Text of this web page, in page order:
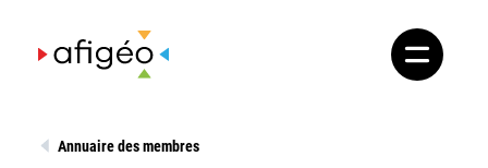
content
Annuaire des membres